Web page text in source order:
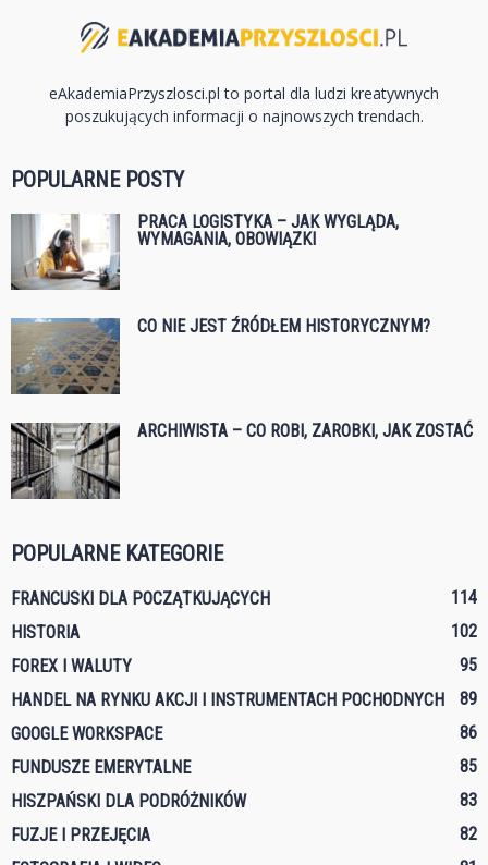
eAkademiaPrzyszlosci.pl to portal dla ludzi kreatywnych
poszukujących informacji o najnowszych trendach.
POPULARNE POSTY
PRACA LOGISTYKA – JAK WYGLĄDA,
WYMAGANIA, OBOWIĄZKI
CO NIE JEST ŹRÓDŁEM HISTORYCZNYM?
ARCHIWISTA – CO ROBI, ZAROBKI, JAK ZOSTAĆ
POPULARNE KATEGORIE
FRANCUSKI DLA POCZĄTKUJĄCYCH
114
HISTORIA
102
FOREX I WALUTY
95
HANDEL NA RYNKU AKCJI I INSTRUMENTACH POCHODNYCH
89
GOOGLE WORKSPACE
86
FUNDUSZE EMERYTALNE
85
HISZPAŃSKI DLA PODRÓŻNIKÓW
83
FUZJE I PRZEJĘCIA
82